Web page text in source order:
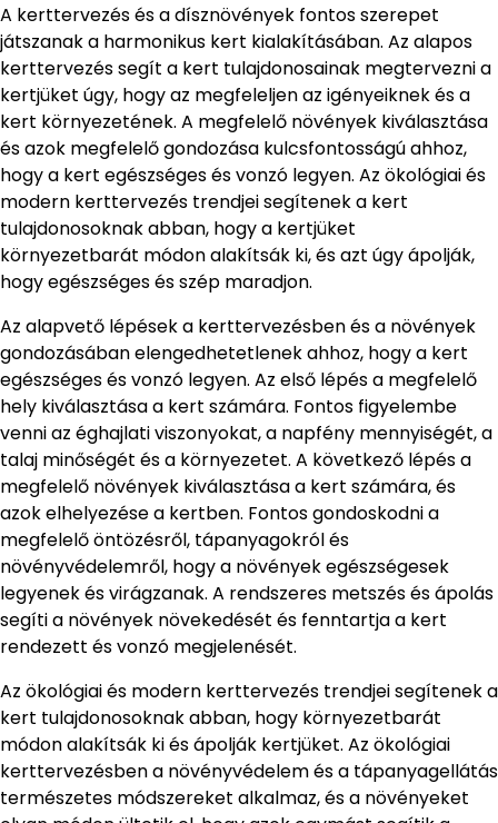
A kerttervezés és a dísznövények fontos szerepet
játszanak a harmonikus kert kialakításában. Az alapos
kerttervezés segít a kert tulajdonosainak megtervezni a
kertjüket úgy, hogy az megfeleljen az igényeiknek és a
kert környezetének. A megfelelő növények kiválasztása
és azok megfelelő gondozása kulcsfontosságú ahhoz,
hogy a kert egészséges és vonzó legyen. Az ökológiai és
modern kerttervezés trendjei segítenek a kert
tulajdonosoknak abban, hogy a kertjüket
környezetbarát módon alakítsák ki, és azt úgy ápolják,
hogy egészséges és szép maradjon.
Az alapvető lépések a kerttervezésben és a növények
gondozásában elengedhetetlenek ahhoz, hogy a kert
egészséges és vonzó legyen. Az első lépés a megfelelő
hely kiválasztása a kert számára. Fontos figyelembe
venni az éghajlati viszonyokat, a napfény mennyiségét, a
talaj minőségét és a környezetet. A következő lépés a
megfelelő növények kiválasztása a kert számára, és
azok elhelyezése a kertben. Fontos gondoskodni a
megfelelő öntözésről, tápanyagokról és
növényvédelemről, hogy a növények egészségesek
legyenek és virágzanak. A rendszeres metszés és ápolás
segíti a növények növekedését és fenntartja a kert
rendezett és vonzó megjelenését.
Az ökológiai és modern kerttervezés trendjei segítenek a
kert tulajdonosoknak abban, hogy környezetbarát
módon alakítsák ki és ápolják kertjüket. Az ökológiai
kerttervezésben a növényvédelem és a tápanyagellátás
természetes módszereket alkalmaz, és a növényeket